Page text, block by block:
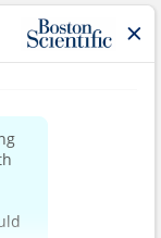
イトホーム